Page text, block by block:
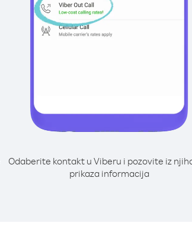
Odaberite kontakt u Viberu i pozovite iz
prikaza informacija